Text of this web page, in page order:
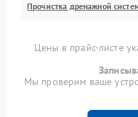
Прочистка дренажной
Цены в прайс-листе
Мы проверим ваше